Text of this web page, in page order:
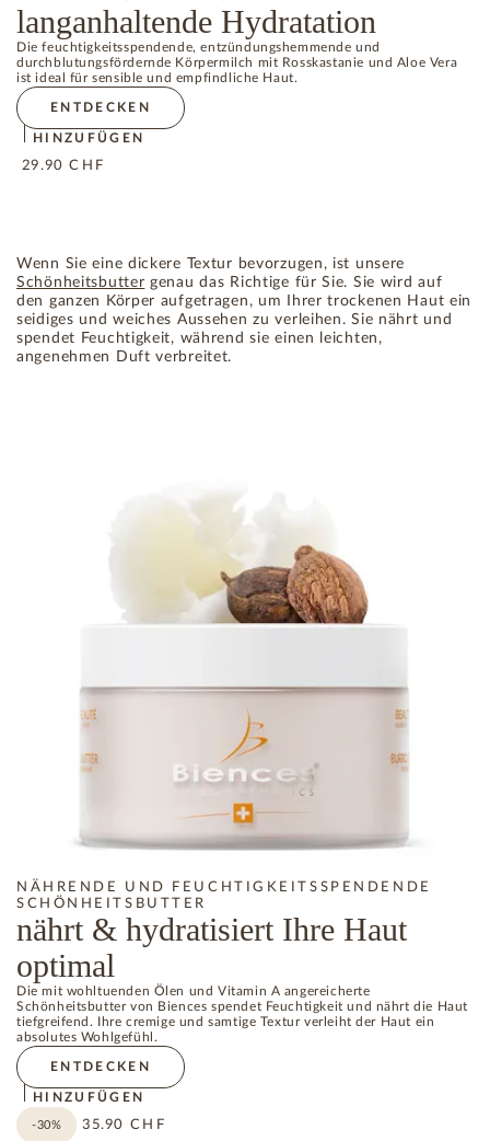
langanhaltende Hydratation
Die feuchtigkeitsspendende, entzündungshemmende und
durchblutungsfördernde Körpermilch mit Rosskastanie und Aloe Vera
ist ideal für sensible und empfindliche Haut.
ENTDECKEN
HINZUFÜGEN
29.90 CHF
Wenn Sie eine dickere Textur bevorzugen, ist unsere
Schönheitsbutter genau das Richtige für Sie. Sie wird auf
den ganzen Körper aufgetragen, um Ihrer trockenen Haut ein
seidiges und weiches Aussehen zu verleihen. Sie nährt und
spendet Feuchtigkeit, während sie einen leichten,
angenehmen Duft verbreitet.
NÄHRENDE UND FEUCHTIGKEITSSPENDENDE
SCHÖNHEITSBUTTER
nährt & hydratisiert Ihre Haut
optimal
Die mit wohltuenden Ölen und Vitamin A angereicherte
Schönheitsbutter von Biences spendet Feuchtigkeit und nährt die Haut
tiefgreifend. Ihre cremige und samtige Textur verleiht der Haut ein
absolutes Wohlgefühl.
ENTDECKEN
HINZUFÜGEN
-30% 35.90 CHF